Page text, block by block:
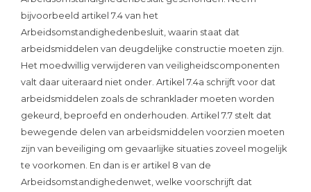
bijvoorbeeld artikel 7.4 van het
Arbeidsomstandighedenbesluit, waarin staat dat
arbeidsmiddelen van deugdelijke constructie moeten zijn.
Het moedwillig verwijderen van veiligheidscomponenten
valt daar uiteraard niet onder. Artikel 7.4a schrijft voor dat
arbeidsmiddelen zoals de schranklader moeten worden
gekeurd, beproefd en onderhouden. Artikel 7.7 stelt dat
bewegende delen van arbeidsmiddelen voorzien moeten
zijn van beveiliging om gevaarlijke situaties zoveel mogelijk
te voorkomen. En dan is er artikel 8 van de
Arbeidsomstandighedenwet, welke voorschrijft dat